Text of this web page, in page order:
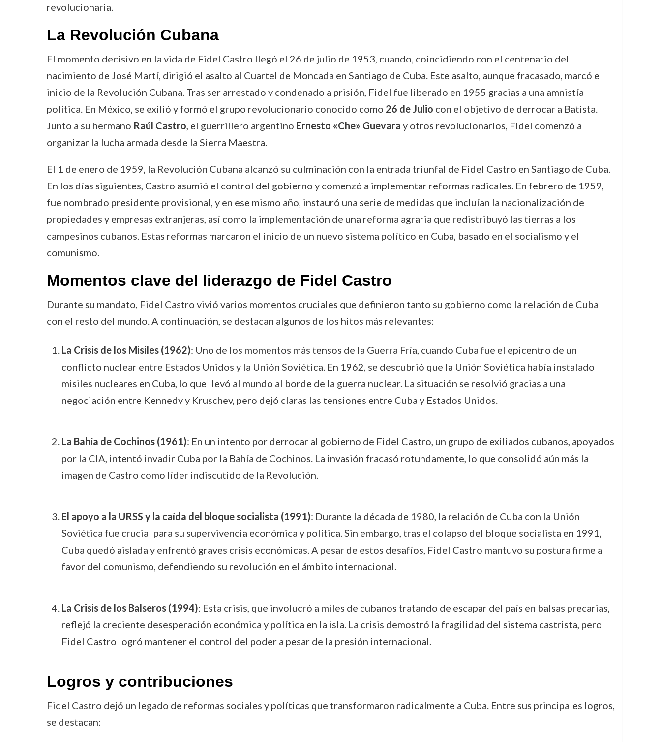
revolucionaria.
La Revolución Cubana
El momento decisivo en la vida de Fidel Castro llegó el 26 de julio de 1953, cuando, coincidiendo con el centenario del
nacimiento de José Martí, dirigió el asalto al Cuartel de Moncada en Santiago de Cuba. Este asalto, aunque fracasado, marcó el
inicio de la Revolución Cubana. Tras ser arrestado y condenado a prisión, Fidel fue liberado en 1955 gracias a una amnistía
política. En México, se exilió y formó el grupo revolucionario conocido como 26 de Julio con el objetivo de derrocar a Batista.
Junto a su hermano Raúl Castro, el guerrillero argentino Ernesto «Che» Guevara y otros revolucionarios, Fidel comenzó a
organizar la lucha armada desde la Sierra Maestra.
El 1 de enero de 1959, la Revolución Cubana alcanzó su culminación con la entrada triunfal de Fidel Castro en Santiago de Cuba.
En los días siguientes, Castro asumió el control del gobierno y comenzó a implementar reformas radicales. En febrero de 1959,
fue nombrado presidente provisional, y en ese mismo año, instauró una serie de medidas que incluían la nacionalización de
propiedades y empresas extranjeras, así como la implementación de una reforma agraria que redistribuyó las tierras a los
campesinos cubanos. Estas reformas marcaron el inicio de un nuevo sistema político en Cuba, basado en el socialismo y el
comunismo.
Momentos clave del liderazgo de Fidel Castro
Durante su mandato, Fidel Castro vivió varios momentos cruciales que definieron tanto su gobierno como la relación de Cuba
con el resto del mundo. A continuación, se destacan algunos de los hitos más relevantes:
La Crisis de los Misiles (1962): Uno de los momentos más tensos de la Guerra Fría, cuando Cuba fue el epicentro de un
conflicto nuclear entre Estados Unidos y la Unión Soviética. En 1962, se descubrió que la Unión Soviética había instalado
misiles nucleares en Cuba, lo que llevó al mundo al borde de la guerra nuclear. La situación se resolvió gracias a una
negociación entre Kennedy y Kruschev, pero dejó claras las tensiones entre Cuba y Estados Unidos.
La Bahía de Cochinos (1961): En un intento por derrocar al gobierno de Fidel Castro, un grupo de exiliados cubanos, apoyados
por la CIA, intentó invadir Cuba por la Bahía de Cochinos. La invasión fracasó rotundamente, lo que consolidó aún más la
imagen de Castro como líder indiscutido de la Revolución.
El apoyo a la URSS y la caída del bloque socialista (1991): Durante la década de 1980, la relación de Cuba con la Unión
Soviética fue crucial para su supervivencia económica y política. Sin embargo, tras el colapso del bloque socialista en 1991,
Cuba quedó aislada y enfrentó graves crisis económicas. A pesar de estos desafíos, Fidel Castro mantuvo su postura firme a
favor del comunismo, defendiendo su revolución en el ámbito internacional.
La Crisis de los Balseros (1994): Esta crisis, que involucró a miles de cubanos tratando de escapar del país en balsas precarias,
reflejó la creciente desesperación económica y política en la isla. La crisis demostró la fragilidad del sistema castrista, pero
Fidel Castro logró mantener el control del poder a pesar de la presión internacional.
Logros y contribuciones
Fidel Castro dejó un legado de reformas sociales y políticas que transformaron radicalmente a Cuba. Entre sus principales logros,
se destacan: